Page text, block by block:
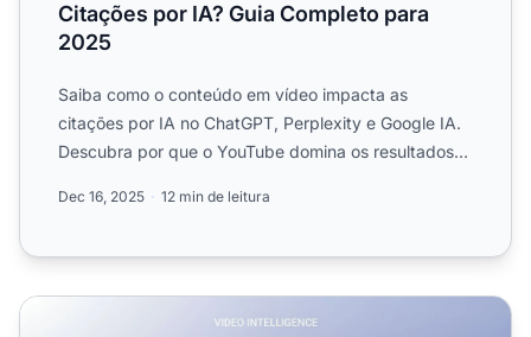
Citações por IA? Guia Completo para
2025
Saiba como o conteúdo em vídeo impacta as
citações por IA no ChatGPT, Perplexity e Google IA.
Descubra por que o YouTube domina os resultados
Dec 16, 2025 12 min de leitura
Conteúdo em Vídeo e IA: Como as Transcrições do